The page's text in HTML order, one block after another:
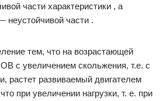
части характеристики , а
неустойчивой части .
тем, что на возрастающей
ОВ с увеличением скольжения, т.е. с
растет развиваемый двигателем
при увеличении нагрузки, т. е. при